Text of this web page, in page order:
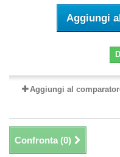
Aggiungi
Aggiungi al
Confronta (0)